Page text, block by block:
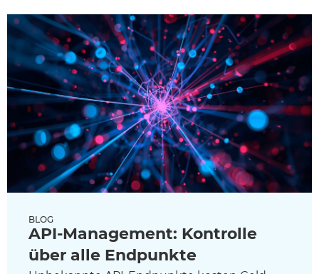
BLOG
API-Management: Kontrolle
über alle Endpunkte